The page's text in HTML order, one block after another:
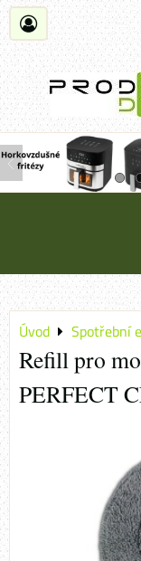
Úvod Spotřební
Refill pro
PERFECT